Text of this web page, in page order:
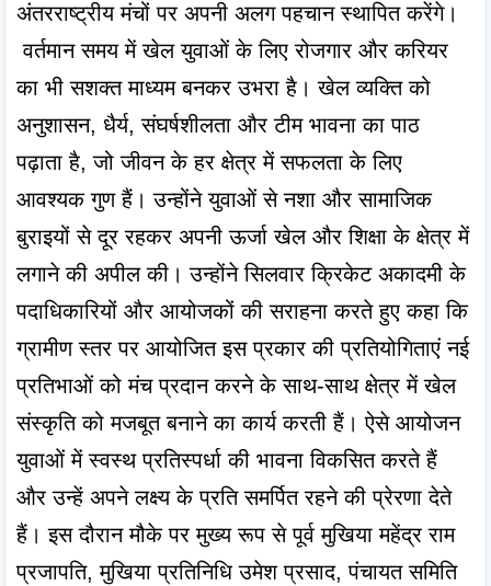
अंतरराष्ट्रीय मंचों पर अपनी अलग पहचान स्थापित करेंगे।
वर्तमान समय में खेल युवाओं के लिए रोजगार और करियर
का भी सशक्त माध्यम बनकर उभरा है। खेल व्यक्ति को
अनुशासन, धैर्य, संघर्षशीलता और टीम भावना का पाठ
पढ़ाता है, जो जीवन के हर क्षेत्र में सफलता के लिए
आवश्यक गुण हैं। उन्होंने युवाओं से नशा और सामाजिक
बुराइयों से दूर रहकर अपनी ऊर्जा खेल और शिक्षा के क्षेत्र में
लगाने की अपील की। उन्होंने सिलवार क्रिकेट अकादमी के
पदाधिकारियों और आयोजकों की सराहना करते हुए कहा कि
ग्रामीण स्तर पर आयोजित इस प्रकार की प्रतियोगिताएं नई
प्रतिभाओं को मंच प्रदान करने के साथ-साथ क्षेत्र में खेल
संस्कृति को मजबूत बनाने का कार्य करती हैं। ऐसे आयोजन
युवाओं में स्वस्थ प्रतिस्पर्धा की भावना विकसित करते हैं
और उन्हें अपने लक्ष्य के प्रति समर्पित रहने की प्रेरणा देते
हैं। इस दौरान मौके पर मुख्य रूप से पूर्व मुखिया महेंद्र राम
प्रजापति, मुखिया प्रतिनिधि उमेश प्रसाद, पंचायत समिति